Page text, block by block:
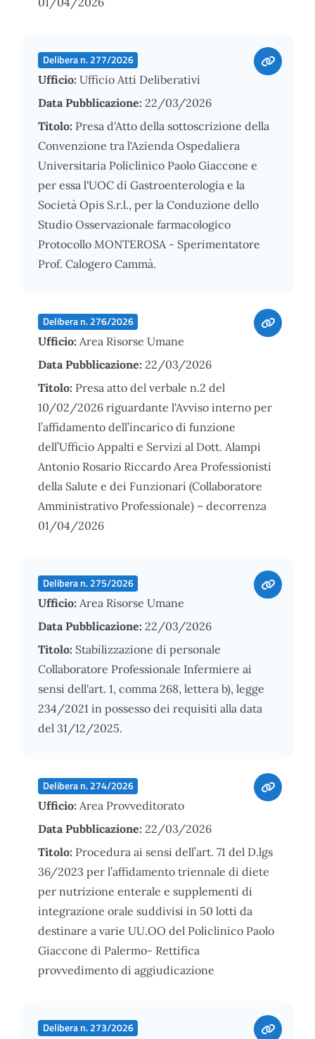
Delibera n. 277/2026
Ufficio: Ufficio Atti Deliberativi
Data Pubblicazione: 22/03/2026
Titolo: Presa d'Atto della sottoscrizione della
Convenzione tra l'Azienda Ospedaliera
Universitaria Policlinico Paolo Giaccone e
per essa l'UOC di Gastroenterologia e la
Società Opis S.r.l., per la Conduzione dello
Studio Osservazionale farmacologico
Protocollo MONTEROSA - Sperimentatore
Prof. Calogero Cammà.
Delibera n. 276/2026
Ufficio: Area Risorse Umane
Data Pubblicazione: 22/03/2026
Titolo: Presa atto del verbale n.2 del
10/02/2026 riguardante l'Avviso interno per
l’affidamento dell’incarico di funzione
dell’Ufficio Appalti e Servizi al Dott. Alampi
Antonio Rosario Riccardo Area Professionisti
della Salute e dei Funzionari (Collaboratore
Amministrativo Professionale) – decorrenza
01/04/2026
Delibera n. 275/2026
Ufficio: Area Risorse Umane
Data Pubblicazione: 22/03/2026
Titolo: Stabilizzazione di personale
Collaboratore Professionale Infermiere ai
sensi dell'art. 1, comma 268, lettera b), legge
234/2021 in possesso dei requisiti alla data
del 31/12/2025.
Delibera n. 274/2026
Ufficio: Area Provveditorato
Data Pubblicazione: 22/03/2026
Titolo: Procedura ai sensi dell’art. 71 del D.lgs
36/2023 per l’affidamento triennale di diete
per nutrizione enterale e supplementi di
integrazione orale suddivisi in 50 lotti da
destinare a varie UU.OO del Policlinico Paolo
Giaccone di Palermo- Rettifica
provvedimento di aggiudicazione
Delibera n. 273/2026